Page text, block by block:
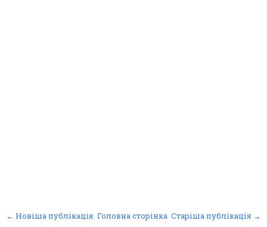
← Новіша публікація Старіша публікація →
Головна сторінка